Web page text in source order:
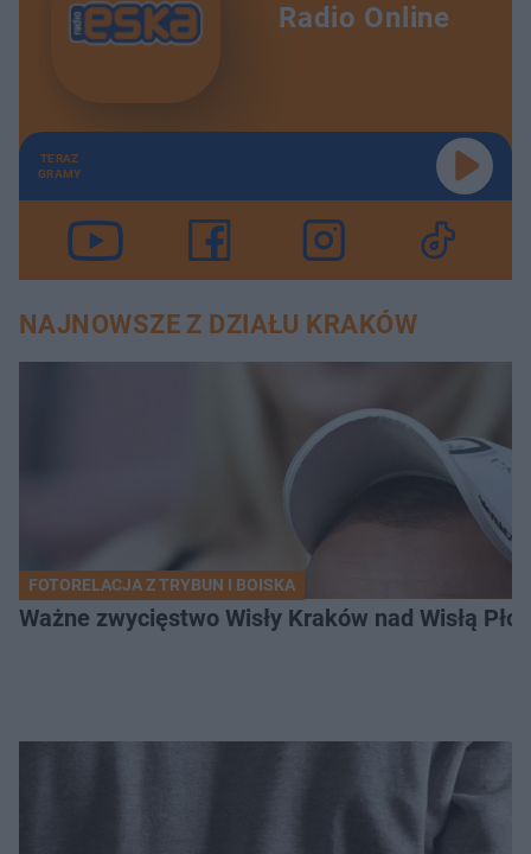
Radio Online
TERAZ
GRAMY
NAJNOWSZE Z DZIAŁU KRAKÓW
FOTORELACJA Z TRYBUN I BOISKA
Ważne zwycięstwo Wisły Kraków nad Wisłą